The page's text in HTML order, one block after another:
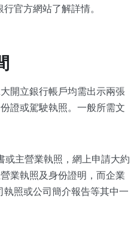
官方網站了解詳情。
開立銀行帳戶均需出示兩張
證或駕駛執照。一般所需文
或主營業執照，網上申請大約
業執照及身份證明，而企業
照或公司簡介報告等其中一